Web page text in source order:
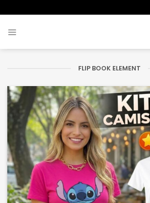
FLIP BOOK ELEMENT